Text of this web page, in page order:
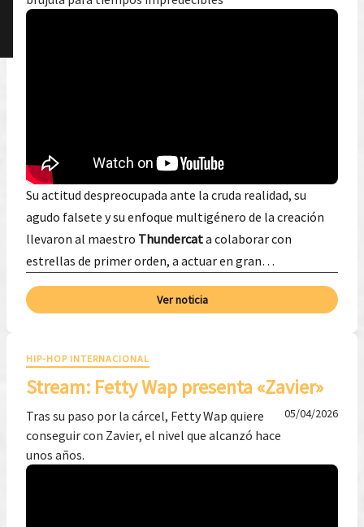
Su actitud despreocupada ante la cruda realidad, su
agudo falsete y su enfoque multigénero de la creación
llevaron al maestro Thundercata colaborar con
estrellas de primer orden, a actuar en gran…
Ver noticia
HIP-HOP INTERNACIONAL
Stream: Fetty Wap presenta «Zavier»
Tras su paso por la cárcel, Fetty Wap quiere
conseguir con Zavier, el nivel que alcanzó hace
unos años.
05/04/2026